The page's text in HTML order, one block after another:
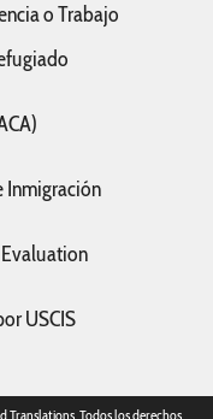
o Trabajo
Inmigración
USCIS
Translations. Todos los derechos